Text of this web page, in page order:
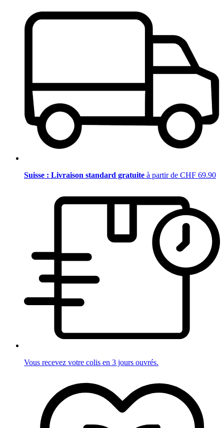
Suisse : Livraison standard gratuite à partir de CHF 69.90
Vous recevez votre colis en 3 jours ouvrés.